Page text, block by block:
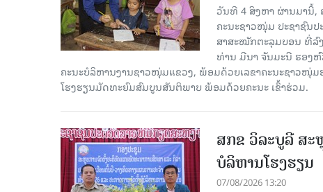
ວັນທີ 4 ສິງຫາ ຜ່ານມານີ້,
ຄະນະຊາວໜຸ່ມ ປະຊາຊົນ
ສາສະໝັກຕະລຸມບອນ ທີ່ລົ
ທ່ານ ມີນາ ຈັນມະນີ ຮອງ
ຄະນະບໍລິຫານງານຊາວໜຸ່ມແຂວງ, ພ້ອມດ້ວຍເລຂາຄະນະຊາວໜຸ່
ໂຮງຮຽນມັດທະຍົມສົມບູນສັນຕິພາບ ພ້ອມດ້ວຍຄະນະ ເຂົ້າຮ່ວມ.
ສກຂ ວິລະບູລີ ສ
ບໍລິຫານໂຮງຮຽນ
07/08/2026 13:20